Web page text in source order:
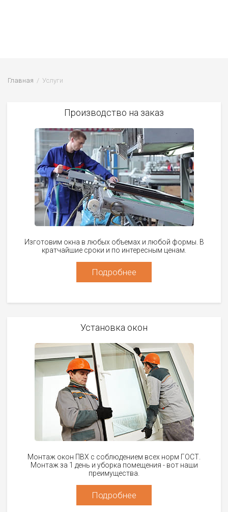
Главная Услуги
Производство на заказ
Изготовим окна в любых объемах и любой формы. В
кратчайшие сроки и по интересным ценам.
Подробнее
Установка окон
Монтаж окон ПВХ с соблюдением всех норм ГОСТ.
Монтаж за 1 день и уборка помещения - вот наши
преимущества.
Подробнее